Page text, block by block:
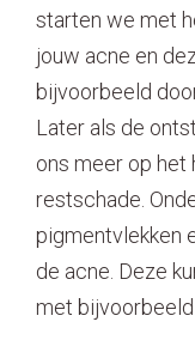
starten we met
jouw acne en
bijvoorbeeld
Later als de
ons meer op het
restschade.
pigmentvlekken
de acne. Deze
met